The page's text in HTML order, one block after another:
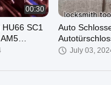
00:30
SC1
Pick
Auto
pflückt Set
July 03,